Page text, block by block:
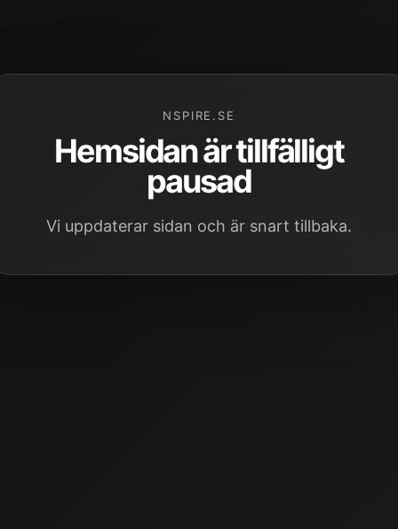
NSPIRE.SE
Hemsidan är tillfälligt
pausad
Vi uppdaterar sidan och är snart tillbaka.